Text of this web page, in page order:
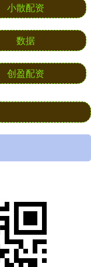
小散配资
数据
创盈配资